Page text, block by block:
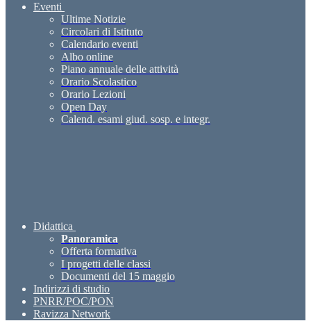
Eventi
Ultime Notizie
Circolari di Istituto
Calendario eventi
Albo online
Piano annuale delle attività
Orario Scolastico
Orario Lezioni
Open Day
Calend. esami giud. sosp. e integr.
Didattica
Panoramica
Offerta formativa
I progetti delle classi
Documenti del 15 maggio
Indirizzi di studio
PNRR/POC/PON
Ravizza Network